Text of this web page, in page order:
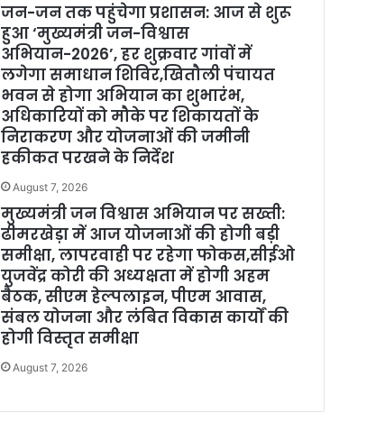
जन-जन तक पहुंचेगा प्रशासन: आज से शुरू
हुआ ‘मुख्यमंत्री जन-विश्वास
अभियान-2026’, हर शुक्रवार गांवों में
लगेगा समाधान शिविर,खितौली पंचायत
भवन से होगा अभियान का शुभारंभ,
अधिकारियों को मौके पर शिकायतों के
निराकरण और योजनाओं की जमीनी
हकीकत परखने के निर्देश
August 7, 2026
मुख्यमंत्री जन विश्वास अभियान पर सख्ती:
ढीमरखेड़ा में आज योजनाओं की होगी बड़ी
समीक्षा, लापरवाही पर रहेगा फोकस,सीईओ
युजवेंद्र कोरी की अध्यक्षता में होगी अहम
बैठक, सीएम हेल्पलाइन, पीएम आवास,
संबल योजना और लंबित विकास कार्यों की
होगी विस्तृत समीक्षा
August 7, 2026